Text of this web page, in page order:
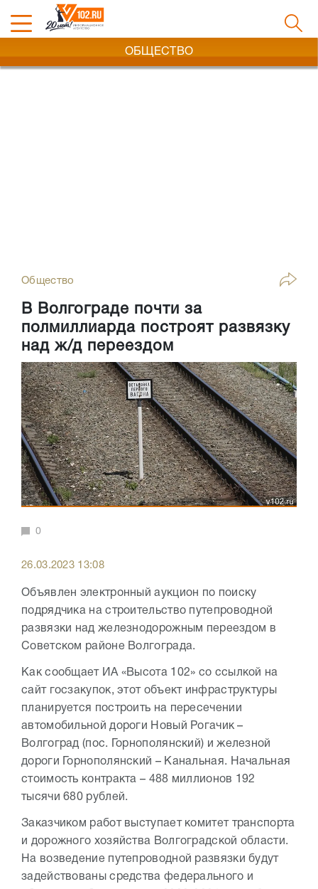
ОБЩЕСТВО
Общество
В Волгограде почти за
полмиллиарда построят развязку
над ж/д переездом
0
26.03.2023 13:08
Объявлен электронный аукцион по поиску
подрядчика на строительство путепроводной
развязки над железнодорожным переездом в
Советском районе Волгограда.
Как сообщает ИА «Высота 102» со ссылкой на
сайт госзакупок, этот объект инфраструктуры
планируется построить на пересечении
автомобильной дороги Новый Рогачик –
Волгоград (пос. Горнополянский) и железной
дороги Горнополянский – Канальная. Начальная
стоимость контракта – 488 миллионов 192
тысячи 680 рублей.
Заказчиком работ выступает комитет транспорта
и дорожного хозяйства Волгоградской области.
На возведение путепроводной развязки будут
задействованы средства федерального и